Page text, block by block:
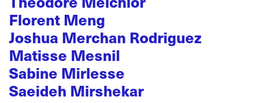
Florent Meng
Joshua Merchan Rodriguez
Matisse Mesnil
Sabine Mirlesse
Saeideh Mirshekar